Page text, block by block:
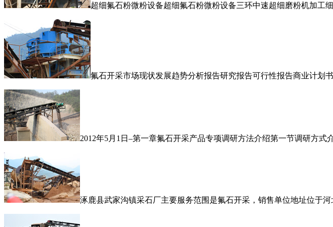
超细氟石粉微粉设备超细氟石粉微粉设备三环中速超细磨粉机加工
氟石开采市场现状发展趋势分析报告研究报告可行性报告商业计划
2012年5月1日–第一章氟石开采产品专项调研方法介绍第一节调研方
涿鹿县武家沟镇采石厂主要服务范围是氟石开采，销售单位地址位于